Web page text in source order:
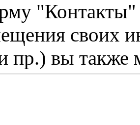
"Контакты"
своих
пр.) вы также